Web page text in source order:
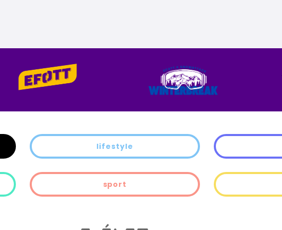
lifestyle
sport